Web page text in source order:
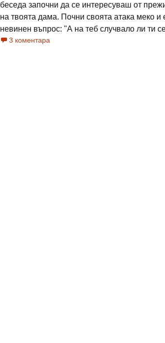
беседа започни да се интересуваш от
на твоята дама. Почни своята атака меко
невинен въпрос: "А на теб случвало ли ти
3 коментара